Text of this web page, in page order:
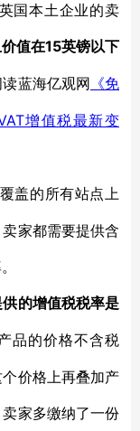
国本土企业的卖
值在15英镑以下
蓝海亿观网 《免
增值税最新变
盖的所有站点上
家都需要提供含
的增值税税率是
品的价格不含税
价格上再叠加产
家多缴纳了一份